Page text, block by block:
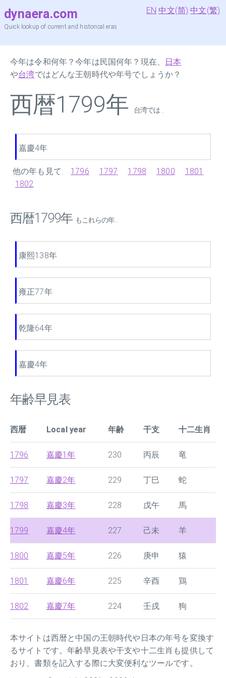
dynaera.com
Quick lookup of current and historical eras
EN 中文(简) 中文(繁)
今年は令和何年？今年は民国何年？現在、
日本
や台湾ではどんな王朝時代や年号でしょうか？
西暦1799年 台湾では ...
嘉慶4年
他の年も見て: 1796 1797 1798 1800
1801
1802
西暦1799年 もこれらの年...
康熙138年
雍正77年
乾隆64年
嘉慶4年
年齢早見表
西暦 Local year 年齢 干支 十二生肖
1796 嘉慶1年 230 丙辰 竜
1797 嘉慶2年 229 丁巳 蛇
1798 嘉慶3年 228 戊午 馬
1799 嘉慶4年 227 己未 羊
1800 嘉慶5年 226 庚申 猿
1801 嘉慶6年 225 辛酉 鶏
1802 嘉慶7年 224 壬戌 狗
本サイトは西暦と中国の王朝時代や日本の年号を変換す
るサイトです。年齢早見表や干支や十二生肖も提供して
おり、書類を記入する際に大変便利なツールです。